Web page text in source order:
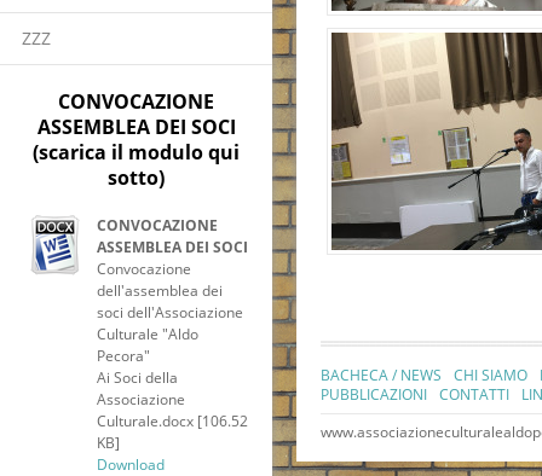
ZZZ
CONVOCAZIONE
ASSEMBLEA DEI SOCI
(scarica il modulo qui
sotto)
CONVOCAZIONE
ASSEMBLEA DEI SOCI
Convocazione
dell'assemblea dei
soci dell'Associazione
Culturale "Aldo
Pecora"
Ai Soci della
Associazione
Culturale.docx [106.52
KB]
Download
BACHECA / NEWS CHI SIAMO
PUBBLICAZIONI CONTATTI